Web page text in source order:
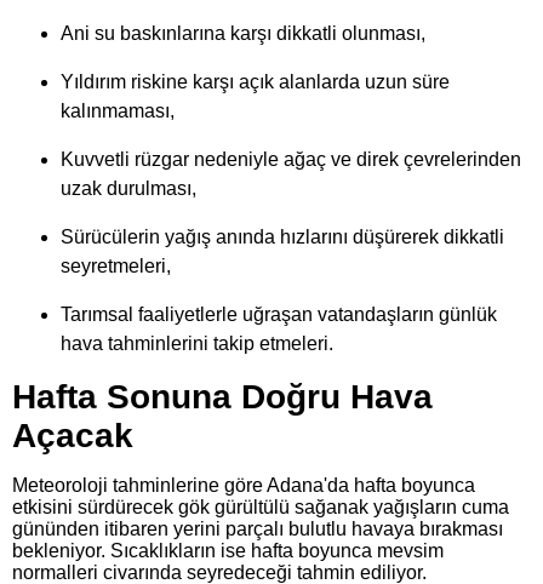
Ani su baskınlarına karşı dikkatli olunması,
Yıldırım riskine karşı açık alanlarda uzun süre
kalınmaması,
Kuvvetli rüzgar nedeniyle ağaç ve direk çevrelerinden
uzak durulması,
Sürücülerin yağış anında hızlarını düşürerek dikkatli
seyretmeleri,
Tarımsal faaliyetlerle uğraşan vatandaşların günlük
hava tahminlerini takip etmeleri.
Hafta Sonuna Doğru Hava
Açacak
Meteoroloji tahminlerine göre Adana'da hafta boyunca
etkisini sürdürecek gök gürültülü sağanak yağışların cuma
gününden itibaren yerini parçalı bulutlu havaya bırakması
bekleniyor. Sıcaklıkların ise hafta boyunca mevsim
normalleri civarında seyredeceği tahmin ediliyor.